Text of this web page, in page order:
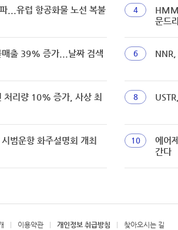
...유럽 항공화물 노선 복불
4
문드
매출 39% 증가...날짜 검색
6 NNR,
처리량 10% 증가, 사상 최
8
범운항 화주설명회 개최 10
에어
간다
이용약관 개인정보 취급방침 찾아오시는 길